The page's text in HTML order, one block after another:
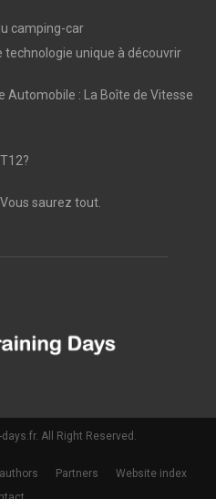
camping-car
technologie unique à découvrir
Automobile : La Boîte de Vitesse
saurez tout.
All Right Reserved.
Partners
Website index